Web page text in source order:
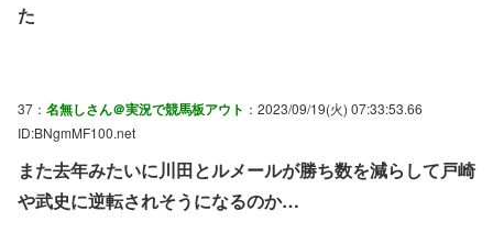
た
37： 名無しさん＠実況で競馬板アウト ：2023/09/19(火) 07:33:53.66
ID:BNgmMF100.net
また去年みたいに川田とルメールが勝ち数を減らして戸崎
や武史に逆転されそうになるのか…